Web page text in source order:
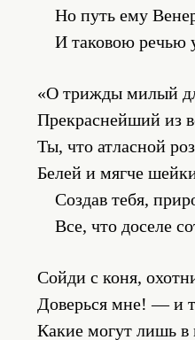
Но путь ему
И таковою речью
«О трижды милый
Прекраснейший из
Ты, что атласной
Белей и мягче
Создав тебя,
Все, что доселе
Сойди с коня,
Доверься мне! — и
Какие могут лишь в